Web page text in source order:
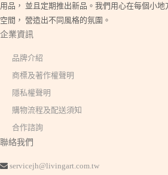
用品， 並且定期推出新品。我們用心在每個小
空間， 營造出不同風格的氛圍。
企業資訊
品牌介紹
商標及著作權聲明
隱私權聲明
購物流程及配送須知
合作諮詢
聯絡我們
servicejh@livingart.com.tw